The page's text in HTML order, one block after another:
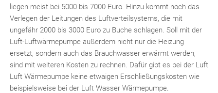
liegen meist bei 5000 bis 7000 Euro. Hinzu kommt noch das
Verlegen der Leitungen des Luftverteilsystems, die mit
ungefähr 2000 bis 3000 Euro zu Buche schlagen. Soll mit der
Luft-Luftwärmepumpe außerdem nicht nur die Heizung
ersetzt, sondern auch das Brauchwasser erwärmt werden,
sind mit weiteren Kosten zu rechnen. Dafür gibt es bei der Luft
Luft Wärmepumpe keine etwaigen Erschließungskosten wie
beispielsweise bei der Luft Wasser Wärmepumpe.